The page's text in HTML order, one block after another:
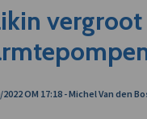
2022 OM 17:18 - Michel Van den